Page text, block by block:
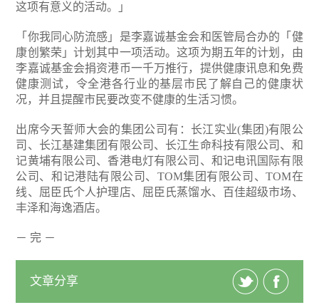
这项有意义的活动。」
「你我同心防流感」是李嘉诚基金会和医管局合办的「健
康创繁荣」计划其中一项活动。这项为期五年的计划，由
李嘉诚基金会捐资港币一千万推行，提供健康讯息和免费
健康测试，令全港各行业的基层市民了解自己的健康状
况，并且提醒市民要改变不健康的生活习惯。
出席今天誓师大会的集团公司有：长江实业(集团)有限公
司、长江基建集团有限公司、长江生命科技有限公司、和
记黄埔有限公司、香港电灯有限公司、和记电讯国际有限
公司、和记港陆有限公司、TOM集团有限公司、TOM在
线、屈臣氏个人护理店、屈臣氏蒸馏水、百佳超级市场、
丰泽和海逸酒店。
－ 完 －
文章分享